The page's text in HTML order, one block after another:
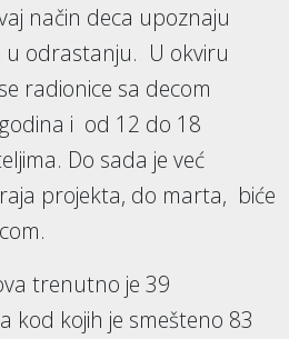
način deca upoznaju
u odrastanju. U okviru
radionice sa decom
i od 12 do 18
Do sada je već
projekta, do marta, biće
trenutno je 39
kod kojih je smešteno 83